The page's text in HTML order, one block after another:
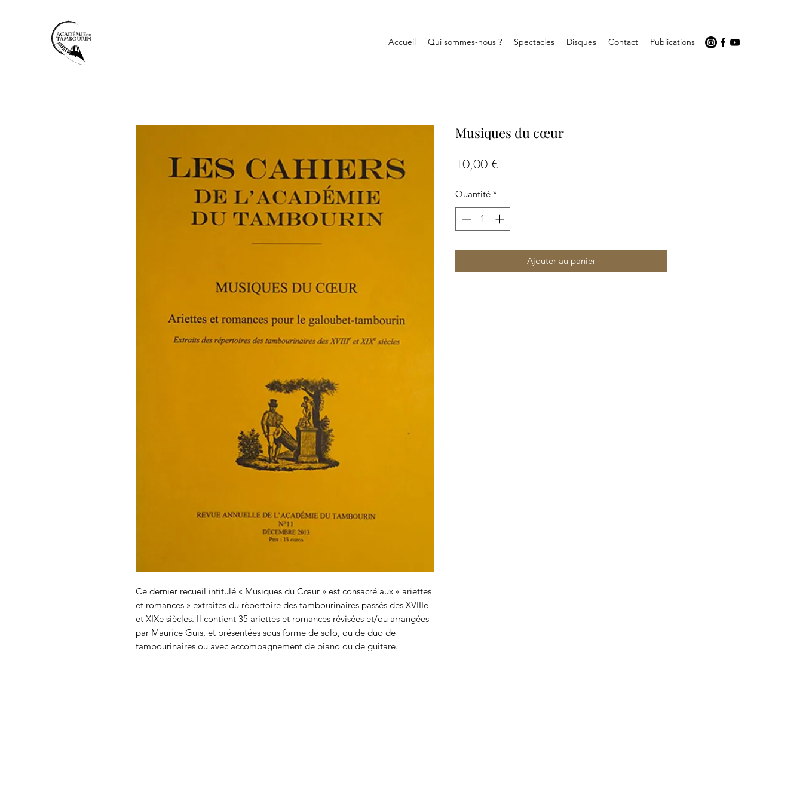
Accueil Qui sommes-nous ? Spectacles Disques Contact Publications
Ce dernier recueil intitulé « Musiques du Cœur » est consacré aux « ariettes
et romances » extraites du répertoire des tambourinaires passés des XVIIIe
et XIXe siècles. Il contient 35 ariettes et romances révisées et/ou arrangées
par Maurice Guis, et présentées sous forme de solo, ou de duo de
tambourinaires ou avec accompagnement de piano ou de guitare.
Musiques du cœur
10,00 €Prix
Quantité *
Ajouter au panier